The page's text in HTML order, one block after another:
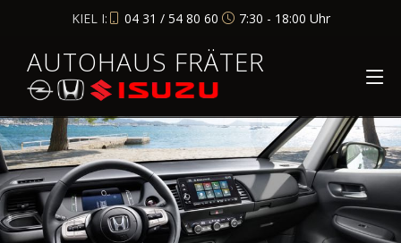
KIEL I: 04 31 / 54 80 60 7:30 - 18:00 Uhr
AUTOHAUS FRÄTER